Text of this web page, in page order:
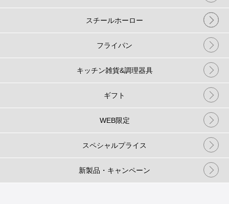
スチールホーロー
フライパン
キッチン雑貨&調理器具
ギフト
WEB限定
スペシャルプライス
新製品・キャンペーン